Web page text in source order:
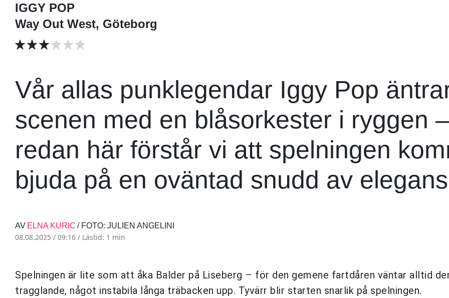
IGGY POP
Way Out West, Göteborg
Vår allas punklegendar Iggy Pop
scenen med en blåsorkester i ryggen –
redan här förstår vi att spelningen
bjuda på en oväntad snudd av
AV ELNA KURIC / FOTO: JULIEN ANGELINI
08.08.2025 / 09:16 / Lästid: 1 min
Spelningen är lite som att åka Balder på Liseberg – för den gemene fartdåren väntar alltid
tragglande, något instabila långa träbacken upp. Tyvärr blir starten snarlik på spelningen.